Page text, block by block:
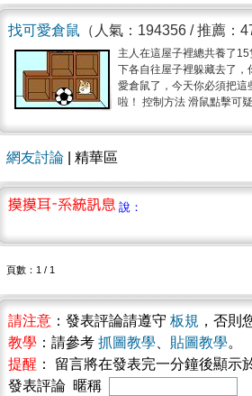
找可愛倉鼠 （人氣：194356 / 推薦：
主人在這屋子裡總共養了
下各自往屋子裡躲藏去了
愛倉鼠了，今天你必須把
啦！ 控制方法 滑鼠點擊可
網友討論 | 精華區
說：
頁數：1 / 1
請注意 ：發表評論請遵守 板規 ，否則
教學 ：請參考 抓圖教學 貼圖教學。
提醒 ： 留言將在發表完一分鐘後顯
發表評論 暱稱